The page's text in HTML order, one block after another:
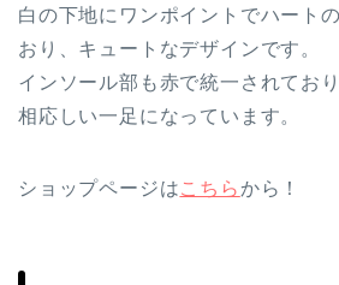
白の下地にワンポイントでハート
おり、キュートなデザインです。
インソール部も赤で統一されてお
相応しい一足になっています。
ショップページはこちらから！